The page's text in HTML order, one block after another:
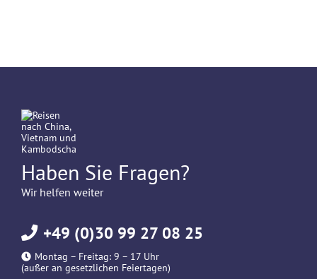
Haben Sie Fragen?
Wir helfen weiter
+49 (0)30 99 27 08 25
Montag – Freitag: 9 – 17 Uhr
(außer an gesetzlichen Feiertagen)